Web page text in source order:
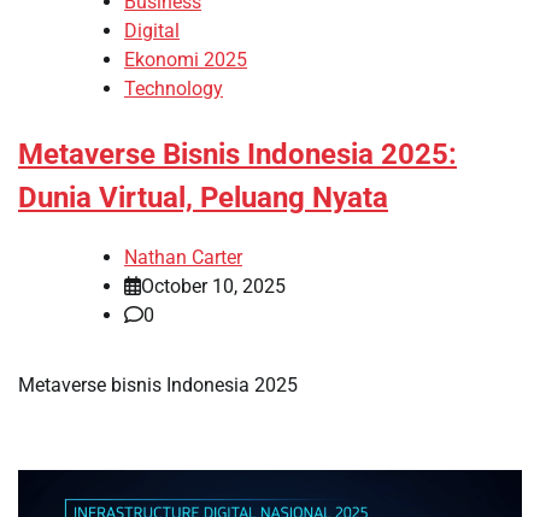
Digital
Ekonomi 2025
Technology
Metaverse Bisnis Indonesia 2025:
Dunia Virtual, Peluang Nyata
Nathan Carter
October 10, 2025
0
Metaverse bisnis Indonesia 2025